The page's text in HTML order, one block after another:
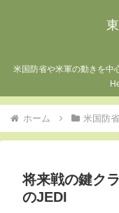
米国防省や米軍の動きを中
ホーム 米国防
将来戦の鍵ク
のJEDI